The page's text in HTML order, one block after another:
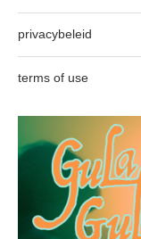
privacybeleid
terms of use